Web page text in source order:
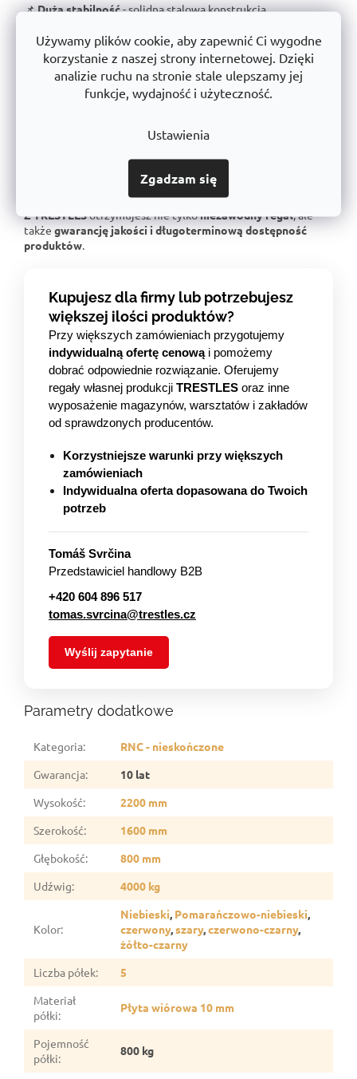
Używamy plików cookie, aby zapewnić Ci wygodne
korzystanie z naszej strony internetowej. Dzięki
analizie ruchu na stronie stale ulepszamy jej
funkcje, wydajność i użyteczność.
Ustawienia
Zgadzam się
📌Duża stabilność- solidna stalowa konstrukcja
📌Gwarantowany udźwig- Każdy regał jest certyfikowany
dla określonego obciążenia.
Doskonała ergonomia- Łatwa obsługa i regulacja
wysokości półki.
produkcję i postęp technologiczny.
Linia produktów o długiej żywotności
Twoje rozwiązanie magazynowe będzie spójne za wiele lat.
Z TRESTLESotrzymujesz nie tylkoniezawodny regał, ale
także gwarancję jakości i długoterminową dostępność
produktów
Kupujesz dla firmy lub potrzebujesz
większej ilości produktów?
Przy większych zamówieniach przygotujemy
indywidualną ofertę cenowąi pomożemy
dobrać odpowiednie rozwiązanie. Oferujemy
regały własnej produkcji TRESTLES oraz inne
wyposażenie magazynów, warsztatów i zakładów
od sprawdzonych producentów.
Korzystniejsze warunki przy większych
zamówieniach
Indywidualna oferta dopasowana do Twoich
potrzeb
Tomáš Svrčina
Przedstawiciel handlowy B2B
+420 604 896 517
tomas.svrcina@trestles.cz
Wyślij zapytanie
Parametry dodatkowe
Kategoria:
RNC - nieskończone
Gwarancja:
10 lat
Wysokość:
2200 mm
Szerokość:
1600 mm
Głębokość:
800 mm
Udźwig: 4000 kg
Kolor:
Niebieski Pomarańczowo-niebieski
czerwony, szary, czerwono-czarny,
żółto-czarny
Liczba półek:
5
Materiał
półki:
Płyta wiórowa 10 mm
Pojemność
półki:
800 kg